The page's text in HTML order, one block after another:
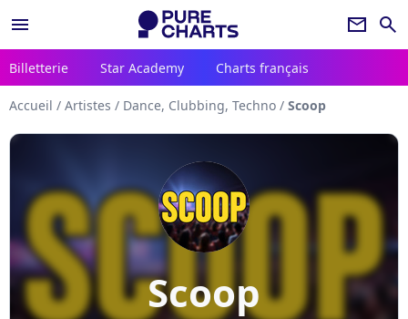
menu newsletter search
Billetterie Star Academy Charts français
Accueil / Artistes / Dance, Clubbing, Techno / Scoop
Scoop